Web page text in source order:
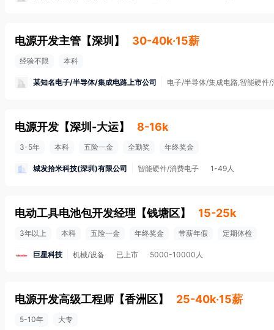
电源开发主管 【深圳 】 30-40k·15薪
经验不限 本科
某知名电子/半导体/集成电路上市公司 电子/半导体/集成电路,智能硬件/
电源开发 【深圳-大运】 8-16k
3-5年 本科 五险一金 全勤奖 年终奖金
城发拾米科技(深圳)有限公司 智能硬件/消费电子 1-49人
电动工具电池包开发经理 【钱塘区】 15-25k
3年以上 本科 五险一金 年终奖金 带薪年假 定期体检
巨星科技 机械/设备 已上市 5000-10000人
电源开发高级工程师 【香洲区】 25-40k·15薪
5-10年 大专